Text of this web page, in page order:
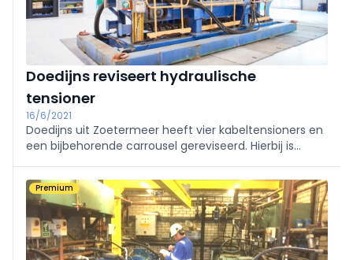
Doedijns reviseert hydraulische
tensioner
16/6/2021
Doedijns uit Zoetermeer heeft vier kabeltensioners en
een bijbehorende carrousel gereviseerd. Hierbij is
systeem voor de aandrijving van deze equipment
vernieuwd; inclusief de geïntegreerde besturing.
Premium